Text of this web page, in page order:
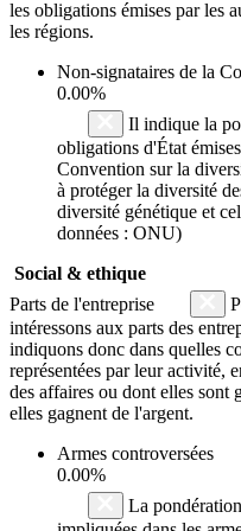
les obligations émises par les
les régions.
Non-signataires de la
0.00%
Il indique la
obligations d'État
Convention sur la
à protéger la diversité
diversité génétique et
données : ONU)
Social & ethique
Parts de l'entreprise
intéressons aux parts des
indiquons donc dans quelles
représentées par leur activité,
des affaires ou dont elles sont
elles gagnent de l'argent.
Armes controversées
0.00%
La